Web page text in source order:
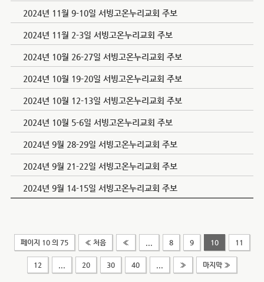
2024년 11월 9-10일 서빙고온누리교회 주보
2024년 11월 2-3일 서빙고온누리교회 주보
2024년 10월 26-27일 서빙고온누리교회 주보
2024년 10월 19-20일 서빙고온누리교회 주보
2024년 10월 12-13일 서빙고온누리교회 주보
2024년 10월 5-6일 서빙고온누리교회 주보
2024년 9월 28-29일 서빙고온누리교회 주보
2024년 9월 21-22일 서빙고온누리교회 주보
2024년 9월 14-15일 서빙고온누리교회 주보
페이지 10 의 75 « 처음 « 8 9 10 11
12 20 30 40 » 마지막 »